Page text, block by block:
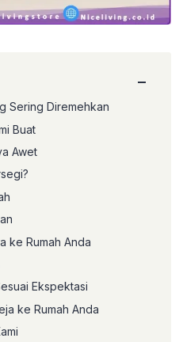
−
Sering Diremehkan
Buat
Awet
ke Rumah Anda
Ekspektasi
ke Rumah Anda